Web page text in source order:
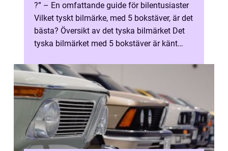
?” – En omfattande guide för bilentusiaster
Vilket tyskt bilmärke, med 5 bokstäver, är det
bästa? Översikt av det tyska bilmärket Det
tyska bilmärket med 5 bokstäver är känt